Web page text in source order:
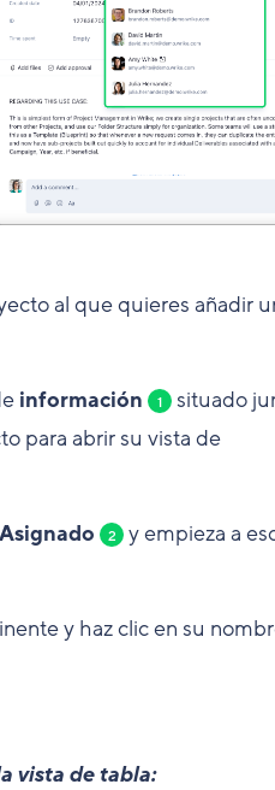
al que quieres añadir
información 1
situado
para abrir su vista de
Asignado 2
y empieza a
y haz clic en su
vista de tabla: